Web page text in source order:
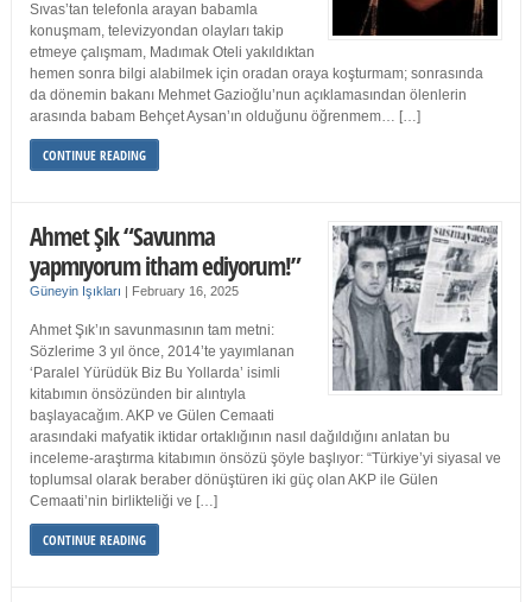
Sıvas’tan telefonla arayan babamla
konuşmam, televizyondan olayları takip
etmeye çalışmam, Madımak Oteli yakıldıktan
hemen sonra bilgi alabilmek için oradan oraya koşturmam; sonrasında
da dönemin bakanı Mehmet Gazioğlu’nun açıklamasından ölenlerin
arasında babam Behçet Aysan’ın olduğunu öğrenmem… […]
CONTINUE READING
Ahmet Şık “Savunma
yapmıyorum itham ediyorum!”
Güneyin Işıkları | February 16, 2025
Ahmet Şık’ın savunmasının tam metni:
Sözlerime 3 yıl önce, 2014’te yayımlanan
‘Paralel Yürüdük Biz Bu Yollarda’ isimli
kitabımın önsözünden bir alıntıyla
başlayacağım. AKP ve Gülen Cemaati
arasındaki mafyatik iktidar ortaklığının nasıl dağıldığını anlatan bu
inceleme-araştırma kitabımın önsözü şöyle başlıyor: “Türkiye’yi siyasal ve
toplumsal olarak beraber dönüştüren iki güç olan AKP ile Gülen
Cemaati’nin birlikteliği ve […]
CONTINUE READING